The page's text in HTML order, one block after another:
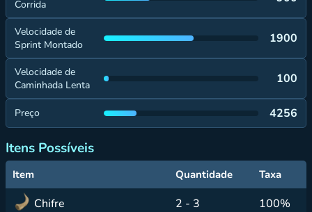
Corrida
Velocidade de
Sprint Montado
1900
Velocidade de
Caminhada Lenta
100
Preço 4256
Itens Possíveis
Item Quantidade Taxa
Chifre 2 - 3
100%